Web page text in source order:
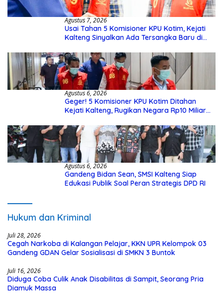
Agustus 7, 2026
Usai Tahan 5 Komisioner KPU Kotim, Kejati
Kalteng Sinyalkan Ada Tersangka Baru di
Agustus 6, 2026
Geger! 5 Komisioner KPU Kotim Ditahan
Kejati Kalteng, Rugikan Negara Rp10 Miliar
Agustus 6, 2026
Gandeng Bidan Sean, SMSI Kalteng Siap
Edukasi Publik Soal Peran Strategis DPD RI
Hukum dan Kriminal
Juli 28, 2026
Cegah Narkoba di Kalangan Pelajar, KKN UPR Kelompok 03
Gandeng GDAN Gelar Sosialisasi di SMKN 3 Buntok
Juli 16, 2026
Diduga Coba Culik Anak Disabilitas di Sampit, Seorang Pria
Diamuk Massa